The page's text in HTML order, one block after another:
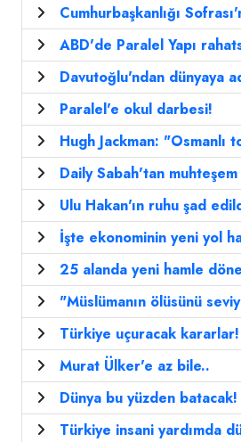
Cumhurbaşkanlığı
ABD'de Paralel Yapı
Davutoğlu'ndan dünyaya
Paralel'e okul darbesi!
Hugh Jackman: "Osmanlı
Daily Sabah'tan
Ulu Hakan'ın ruhu şad
İşte ekonominin yeni yol
25 alanda yeni hamle
"Müslümanın ölüsünü
Türkiye uçuracak kararlar!
Murat Ülker'e az bile..
Dünya bu yüzden batacak!
Türkiye insani yardımda